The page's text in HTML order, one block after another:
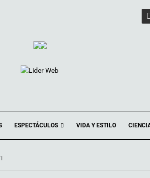
ESPECTÁCULOS VIDA Y ESTILO